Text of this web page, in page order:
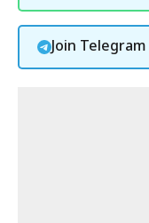
Join Telegram